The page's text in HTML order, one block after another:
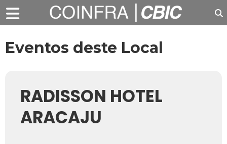
Eventos deste Local
RADISSON HOTEL
ARACAJU